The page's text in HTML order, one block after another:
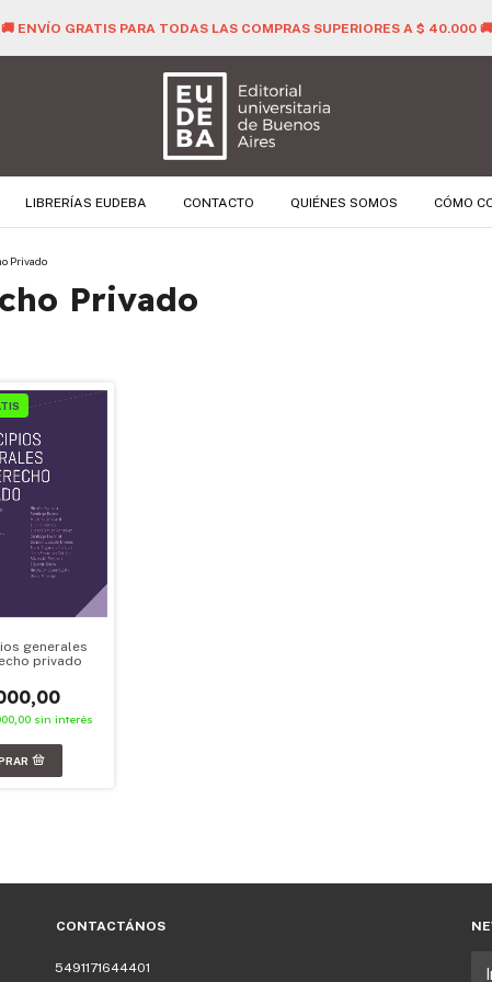
🚚 ENVÍO GRATIS PARA TODAS LAS COMPRAS SUPERIORES A $ 40.000 🚚
LIBRERÍAS EUDEBA CONTACTO QUIÉNES SOMOS CÓMO
Privado
Privado
generales
privado
sin interés
CONTACTÁNOS
5491171644401